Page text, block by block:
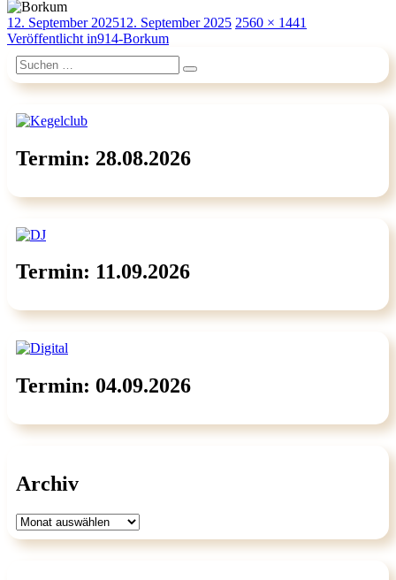
Veröffentlicht
am
12. September 202512. September 2025 Originalgröße
2560 × 1441
Beitragsnavigation
Veröffentlicht in914-Borkum
Suchen
nach:
Suchen
Termin: 28.08.2026
Termin: 11.09.2026
Termin: 04.09.2026
Archiv
Archiv